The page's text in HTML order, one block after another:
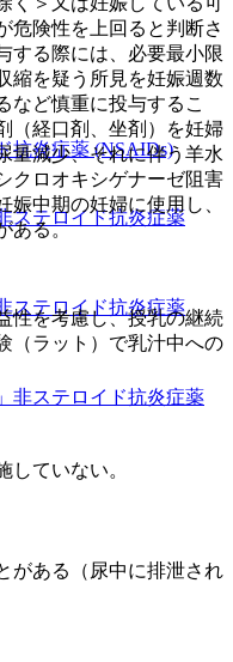
抗炎症薬 (NSAIDs)
ステロイド抗炎症薬
ステロイド抗炎症薬
非ステロイド抗炎症薬
危険性を上回ると判断さ
する際には、必要最小限
縮を疑う所見を妊娠週数
など慎重に投与するこ
（経口剤、坐剤）を妊婦
量減少、それに伴う羊水
クロオキシゲナーゼ阻害
中期の妊婦に使用し、
ある。
性を考慮し、授乳の継続
（ラット）で乳汁中への
していない。
がある（尿中に排泄され